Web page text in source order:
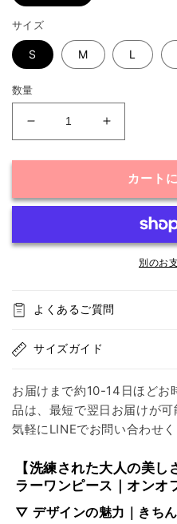
サイズ
S M L
数量
ジ
欠
な
上
ン
ピ】
ブ
ッ
ピ
【オ
ジ
欠
な
ン
ピ】
ブ
ッ
ク
ピ
カート
別のお
よくあるご質問
サイズガイド
お届けまで約10-14日ほどお
品は、最短で翌日お届けが
気軽にLINEでお問い合わせく
【洗練された大人の美
ラーワンピース｜オンオ
▽ デザインの魅力｜きち